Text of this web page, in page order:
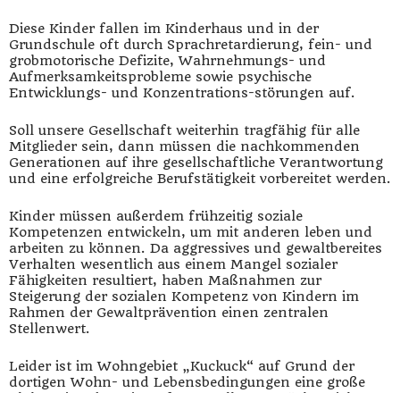
Diese Kinder fallen im Kinderhaus und in der
Grundschule oft durch Sprachretardierung, fein- und
grobmotorische Defizite, Wahrnehmungs- und
Aufmerksamkeitsprobleme sowie psychische
Entwicklungs- und Konzentrations-störungen auf.
Soll unsere Gesellschaft weiterhin tragfähig für alle
Mitglieder sein, dann müssen die nachkommenden
Generationen auf ihre gesellschaftliche Verantwortung
und eine erfolgreiche Berufstätigkeit vorbereitet werden.
Kinder müssen außerdem frühzeitig soziale
Kompetenzen entwickeln, um mit anderen leben und
arbeiten zu können. Da aggressives und gewaltbereites
Verhalten wesentlich aus einem Mangel sozialer
Fähigkeiten resultiert, haben Maßnahmen zur
Steigerung der sozialen Kompetenz von Kindern im
Rahmen der Gewaltprävention einen zentralen
Stellenwert.
Leider ist im Wohngebiet „Kuckuck“ auf Grund der
dortigen Wohn- und Lebensbedingungen eine große